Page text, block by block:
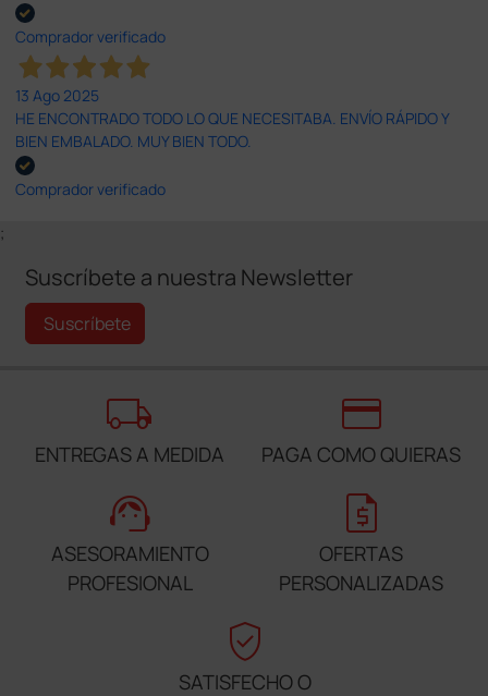
Comprador verificado
13 Ago 2025
HE ENCONTRADO TODO LO QUE NECESITABA. ENVÍO RÁPIDO Y
BIEN EMBALADO. MUY BIEN TODO.
Comprador verificado
;
Suscríbete a nuestra Newsletter
Suscríbete
local_shipping
ENTREGAS A MEDIDA
credit_card
PAGA COMO QUIERAS
support_agent
ASESORAMIENTO
PROFESIONAL
request_quote
OFERTAS
PERSONALIZADAS
verified_user
SATISFECHO O